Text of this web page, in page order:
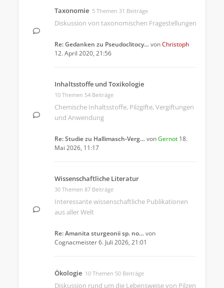
Taxonomie 5 Themen 31 Beiträge
Diskussion von taxonomischen Fragestellungen
Re: Gedanken zu Pseudoclitocy… vonChristoph
12. April 2020, 21:56
Inhaltsstoffe und Toxikologie
10 Themen 54 Beiträge
Chemische Inhaltsstoffe, Pilzgifte, Vergiftungen
und Anwendung
Re: Studie zu Hallimasch-Verg… vonGernot 18.
Mai 2026, 11:17
Wissenschaftliche Literatur
30 Themen 87 Beiträge
Interessante wissenschaftliche Publikationen
aus aller Welt
Re: Amanita sturgeonii sp. no… von
Cognacmeister6. Juli 2026, 21:01
Ökologie 10 Themen 50 Beiträge
Diskussion rund um die Lebensweise von Pilzen